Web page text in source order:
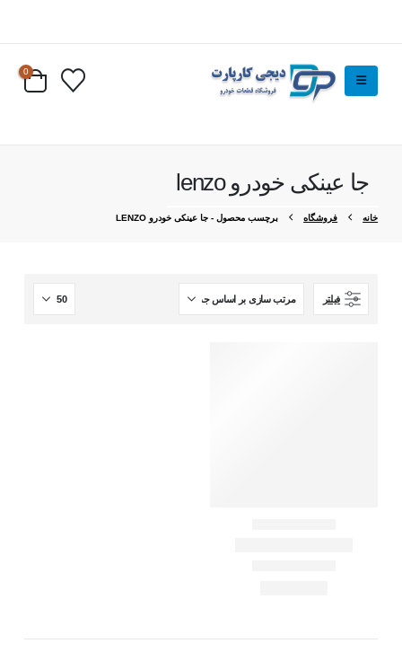
0
جا عینکی خودرو lenzo
خانه فروشگاه برچسب محصول - جا عینکی خودرو LENZO
فیلتر